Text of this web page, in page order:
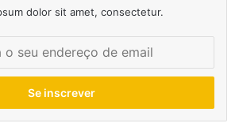
dolor sit amet, consectetur.